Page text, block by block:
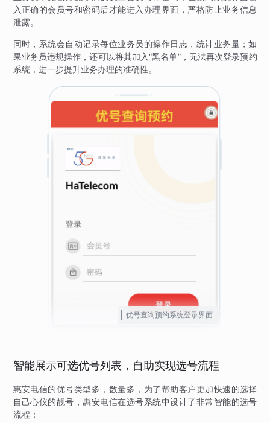
入正确的会员号和密码后才能进入办理界面，严格防止业务信息
泄露。
同时，系统会自动记录每位业务员的操作日志，统计业务量；如
果业务员违规操作，还可以将其加入“黑名单”，无法再次登录预约
系统，进一步提升业务办理的准确性。
优号查询预约系统登录界面
智能展示可选优号列表，自助实现选号流程
惠安电信的优号类型多，数量多，为了帮助客户更加快速的选择
自己心仪的靓号，惠安电信在选号系统中设计了非常智能的选号
流程：